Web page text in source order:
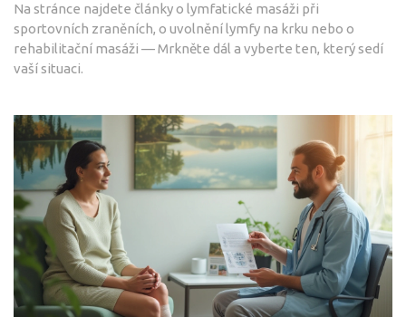
Na stránce najdete články o lymfatické masáži při
sportovních zraněních, o uvolnění lymfy na krku nebo o
rehabilitační masáži — Mrkněte dál a vyberte ten, který sedí
vaší situaci.